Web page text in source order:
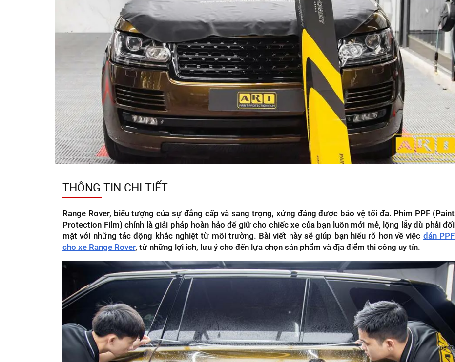
THÔNG TIN CHI TIẾT
Range Rover, biểu tượng của sự đẳng cấp và sang trọng, xứng đáng được bảo vệ tối đa. Phim PPF (Paint
Protection Film) chính là giải pháp hoàn hảo để giữ cho chiếc xe của bạn luôn mới mẻ, lộng lẫy dù phải đối
mặt với những tác động khắc nghiệt từ môi trường. Bài viết này sẽ giúp bạn hiểu rõ hơn về việc dán PPF
cho xe Range Rover, từ những lợi ích, lưu ý cho đến lựa chọn sản phẩm và địa điểm thi công uy tín.